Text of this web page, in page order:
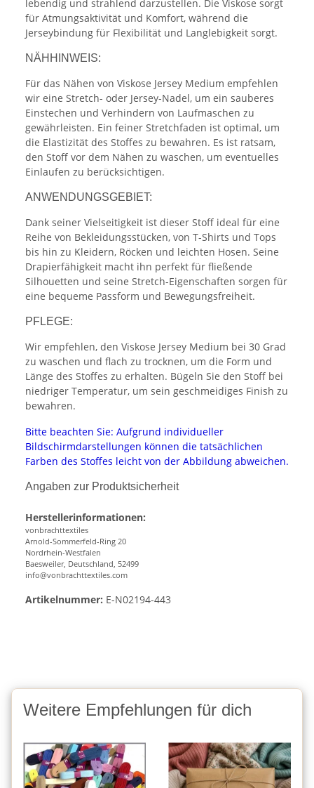
lebendig und strahlend darzustellen. Die Viskose sorgt
für Atmungsaktivität und Komfort, während die
Jerseybindung für Flexibilität und Langlebigkeit sorgt.
NÄHHINWEIS:
Für das Nähen von Viskose Jersey Medium empfehlen
wir eine Stretch- oder Jersey-Nadel, um ein sauberes
Einstechen und Verhindern von Laufmaschen zu
gewährleisten. Ein feiner Stretchfaden ist optimal, um
die Elastizität des Stoffes zu bewahren. Es ist ratsam,
den Stoff vor dem Nähen zu waschen, um eventuelles
Einlaufen zu berücksichtigen.
ANWENDUNGSGEBIET:
Dank seiner Vielseitigkeit ist dieser Stoff ideal für eine
Reihe von Bekleidungsstücken, von T-Shirts und Tops
bis hin zu Kleidern, Röcken und leichten Hosen. Seine
Drapierfähigkeit macht ihn perfekt für fließende
Silhouetten und seine Stretch-Eigenschaften sorgen für
eine bequeme Passform und Bewegungsfreiheit.
PFLEGE:
Wir empfehlen, den Viskose Jersey Medium bei 30 Grad
zu waschen und flach zu trocknen, um die Form und
Länge des Stoffes zu erhalten. Bügeln Sie den Stoff bei
niedriger Temperatur, um sein geschmeidiges Finish zu
bewahren.
Bitte beachten Sie: Aufgrund individueller
Bildschirmdarstellungen können die tatsächlichen
Farben des Stoffes leicht von der Abbildung abweichen.
Angaben zur Produktsicherheit
Herstellerinformationen:
vonbrachttextiles
Arnold-Sommerfeld-Ring 20
Nordrhein-Westfalen
Baesweiler, Deutschland, 52499
info@vonbrachttextiles.com
Artikelnummer: E-N02194-443
Weitere Empfehlungen für dich